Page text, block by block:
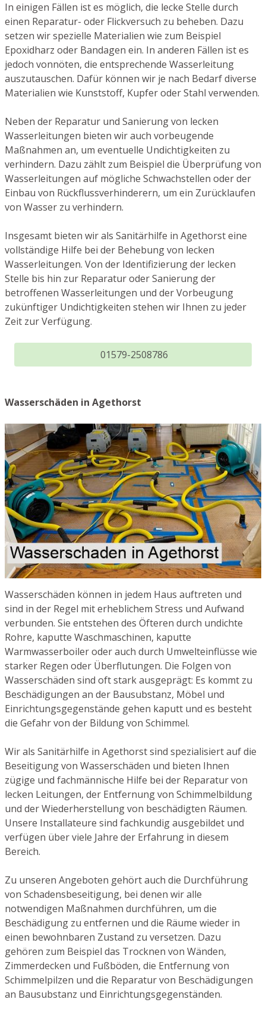
In einigen Fällen ist es möglich, die lecke Stelle durch
einen Reparatur- oder Flickversuch zu beheben. Dazu
setzen wir spezielle Materialien wie zum Beispiel
Epoxidharz oder Bandagen ein. In anderen Fällen ist es
jedoch vonnöten, die entsprechende Wasserleitung
auszutauschen. Dafür können wir je nach Bedarf diverse
Materialien wie Kunststoff, Kupfer oder Stahl verwenden.
Neben der Reparatur und Sanierung von lecken
Wasserleitungen bieten wir auch vorbeugende
Maßnahmen an, um eventuelle Undichtigkeiten zu
verhindern. Dazu zählt zum Beispiel die Überprüfung von
Wasserleitungen auf mögliche Schwachstellen oder der
Einbau von Rückflussverhinderern, um ein Zurücklaufen
von Wasser zu verhindern.
Insgesamt bieten wir als Sanitärhilfe in Agethorst eine
vollständige Hilfe bei der Behebung von lecken
Wasserleitungen. Von der Identifizierung der lecken
Stelle bis hin zur Reparatur oder Sanierung der
betroffenen Wasserleitungen und der Vorbeugung
zukünftiger Undichtigkeiten stehen wir Ihnen zu jeder
Zeit zur Verfügung.
01579-2508786
Wasserschäden in Agethorst
Wasserschäden können in jedem Haus auftreten und
sind in der Regel mit erheblichem Stress und Aufwand
verbunden. Sie entstehen des Öfteren durch undichte
Rohre, kaputte Waschmaschinen, kaputte
Warmwasserboiler oder auch durch Umwelteinflüsse wie
starker Regen oder Überflutungen. Die Folgen von
Wasserschäden sind oft stark ausgeprägt: Es kommt zu
Beschädigungen an der Bausubstanz, Möbel und
Einrichtungsgegenstände gehen kaputt und es besteht
die Gefahr von der Bildung von Schimmel.
Wir als Sanitärhilfe in Agethorst sind spezialisiert auf die
Beseitigung von Wasserschäden und bieten Ihnen
zügige und fachmännische Hilfe bei der Reparatur von
lecken Leitungen, der Entfernung von Schimmelbildung
und der Wiederherstellung von beschädigten Räumen.
Unsere Installateure sind fachkundig ausgebildet und
verfügen über viele Jahre der Erfahrung in diesem
Bereich.
Zu unseren Angeboten gehört auch die Durchführung
von Schadensbeseitigung, bei denen wir alle
notwendigen Maßnahmen durchführen, um die
Beschädigung zu entfernen und die Räume wieder in
einen bewohnbaren Zustand zu versetzen. Dazu
gehören zum Beispiel das Trocknen von Wänden,
Zimmerdecken und Fußböden, die Entfernung von
Schimmelpilzen und die Reparatur von Beschädigungen
an Bausubstanz und Einrichtungsgegenständen.